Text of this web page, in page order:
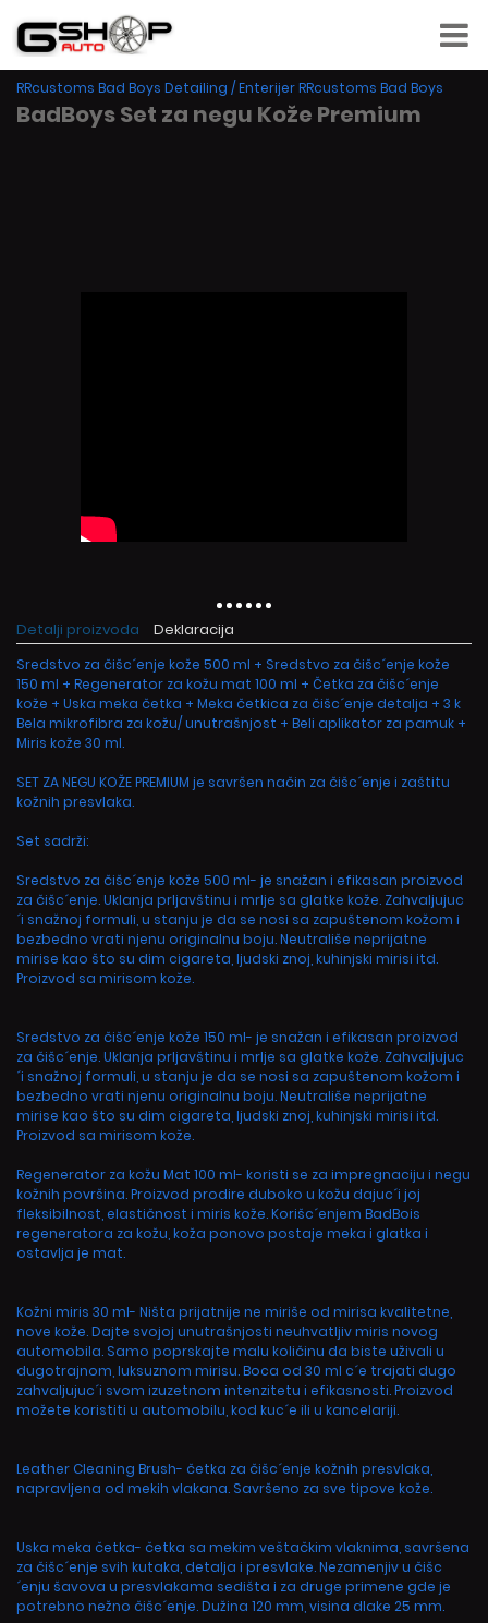
RRcustoms Bad Boys Detailing /Enterijer RRcustoms Bad Boys
BadBoys Set za negu Kože Premium
Detalji proizvoda Deklaracija
Sredstvo za čišc´enje kože 500 ml + Sredstvo za čišc´enje kože
150 ml + Regenerator za kožu mat 100 ml + Četka za čišc´enje
kože + Uska meka četka + Meka četkica za čišc´enje detalja + 3 k
Bela mikrofibra za kožu/ unutrašnjost + Beli aplikator za pamuk +
Miris kože 30 ml.
SET ZA NEGU KOŽE PREMIUM je savršen način za čišc´enje i zaštitu
kožnih presvlaka.
Set sadrži:
Sredstvo za čišc´enje kože 500 ml- je snažan i efikasan proizvod
za čišc´enje. Uklanja prljavštinu i mrlje sa glatke kože. Zahvaljujuc
´i snažnoj formuli, u stanju je da se nosi sa zapuštenom kožom i
bezbedno vrati njenu originalnu boju. Neutrališe neprijatne
mirise kao što su dim cigareta, ljudski znoj, kuhinjski mirisi itd.
Proizvod sa mirisom kože.
Sredstvo za čišc´enje kože 150 ml- je snažan i efikasan proizvod
za čišc´enje. Uklanja prljavštinu i mrlje sa glatke kože. Zahvaljujuc
´i snažnoj formuli, u stanju je da se nosi sa zapuštenom kožom i
bezbedno vrati njenu originalnu boju. Neutrališe neprijatne
mirise kao što su dim cigareta, ljudski znoj, kuhinjski mirisi itd.
Proizvod sa mirisom kože.
Regenerator za kožu Mat 100 ml- koristi se za impregnaciju i negu
kožnih površina. Proizvod prodire duboko u kožu dajuc´i joj
fleksibilnost, elastičnost i miris kože. Korišc´enjem BadBois
regeneratora za kožu, koža ponovo postaje meka i glatka i
ostavlja je mat.
Kožni miris 30 ml- Ništa prijatnije ne miriše od mirisa kvalitetne,
nove kože. Dajte svojoj unutrašnjosti neuhvatljiv miris novog
automobila. Samo poprskajte malu količinu da biste uživali u
dugotrajnom, luksuznom mirisu. Boca od 30 ml c´e trajati dugo
zahvaljujuc´i svom izuzetnom intenzitetu i efikasnosti. Proizvod
možete koristiti u automobilu, kod kuc´e ili u kancelariji.
Leather Cleaning Brush- četka za čišc´enje kožnih presvlaka,
napravljena od mekih vlakana. Savršeno za sve tipove kože.
Uska meka četka- četka sa mekim veštačkim vlaknima, savršena
za čišc´enje svih kutaka, detalja i presvlake. Nezamenjiv u čišc
´enju šavova u presvlakama sedišta i za druge primene gde je
potrebno nežno čišc´enje. Dužina 120 mm, visina dlake 25 mm.